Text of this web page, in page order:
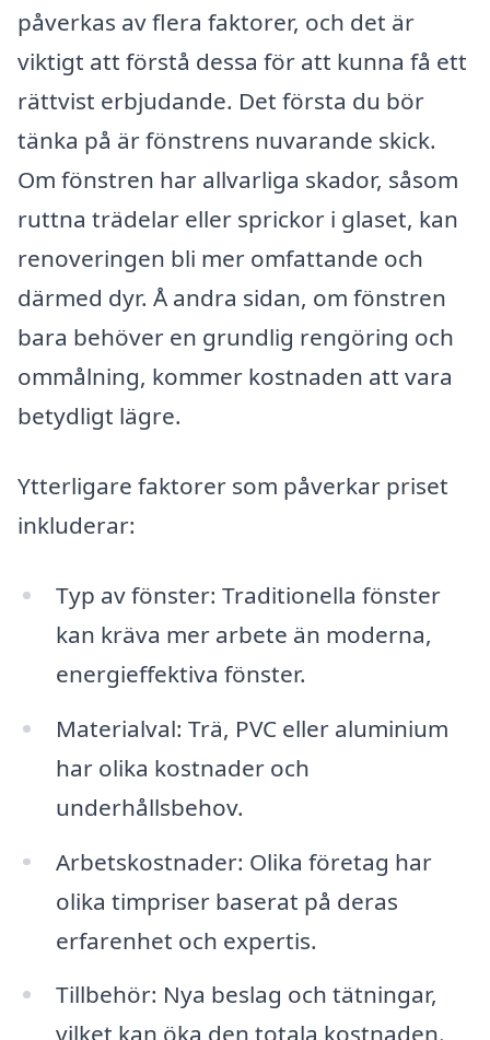
påverkas av flera faktorer, och det är
viktigt att förstå dessa för att kunna få ett
rättvist erbjudande. Det första du bör
tänka på är fönstrens nuvarande skick.
Om fönstren har allvarliga skador, såsom
ruttna trädelar eller sprickor i glaset, kan
renoveringen bli mer omfattande och
därmed dyr. Å andra sidan, om fönstren
bara behöver en grundlig rengöring och
ommålning, kommer kostnaden att vara
betydligt lägre.
Ytterligare faktorer som påverkar priset
inkluderar:
Typ av fönster: Traditionella fönster
kan kräva mer arbete än moderna,
energieffektiva fönster.
Materialval: Trä, PVC eller aluminium
har olika kostnader och
underhållsbehov.
Arbetskostnader: Olika företag har
olika timpriser baserat på deras
erfarenhet och expertis.
Tillbehör: Nya beslag och tätningar,
vilket kan öka den totala kostnaden.